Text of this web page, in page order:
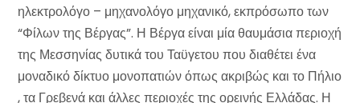
ηλεκτρολόγο – μηχανολόγο μηχανικό, εκπρόσωπο των
“Φίλων της Βέργας”. Η Βέργα είναι μία θαυμάσια περιοχή
της Μεσσηνίας δυτικά του Ταϋγετου που διαθέτει ένα
μοναδικό δίκτυο μονοπατιών όπως ακριβώς και το Πήλιο
, τα Γρεβενά και άλλες περιοχές της ορεινής Ελλάδας. Η